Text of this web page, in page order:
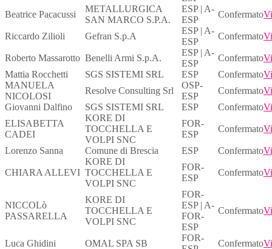
Beatrice Pacacussi
METALLURGICA
SAN MARCO S.P.A.
ESP | A-
ESP
Confermato
Riccardo Zilioli Gefran S.p.A
ESP | A-
ESP
Confermato
Roberto Massarotto Benelli Armi S.p.A.
ESP | A-
ESP
Confermato
Mattia Rocchetti
SGS SISTEMI SRL ESP Confermato
MANUELA
NICOLOSI
Resolve Consulting Srl
OSP-
ESP
Confermato
Giovanni Dalfino
SGS SISTEMI SRL ESP Confermato
ELISABETTA
CADEI
KORE DI
TOCCHELLA E
VOLPI SNC
FOR-
ESP
Confermato
Lorenzo Sanna Comune di Brescia ESP Confermato
CHIARA ALLEVI
KORE DI
TOCCHELLA E
VOLPI SNC
FOR-
ESP
Confermato
NICCOLò
PASSARELLA
KORE DI
TOCCHELLA E
VOLPI SNC
FOR-
ESP | A-
FOR-
ESP
Confermato
Luca Ghidini OMAL SPA SB
FOR-
Confermato